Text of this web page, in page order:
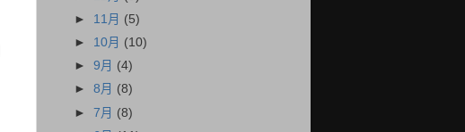
► 11月 (5)
► 10月 (10)
►9月 (4)
►8月 (8)
►7月 (8)